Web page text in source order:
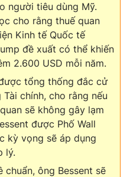
động sản
lòng Việt
mình bằng AI
người tiêu dùng Mỹ.
cho rằng thuế quan
Kinh tế Quốc tế
đề xuất có thể khiến
2.600 USD mỗi năm.
tổng thống đắc cử
chính, cho rằng nếu
sẽ không gây lạm
được Phố Wall
kỳ vọng sẽ áp dụng
lý.
chuẩn, ông Bessent sẽ